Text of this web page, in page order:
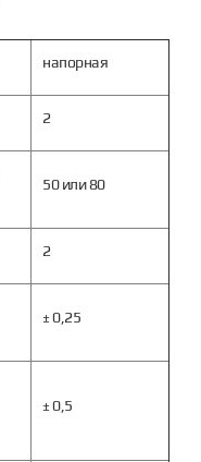
напорная
2
50 или 80
2
± 0,25
± 0,5